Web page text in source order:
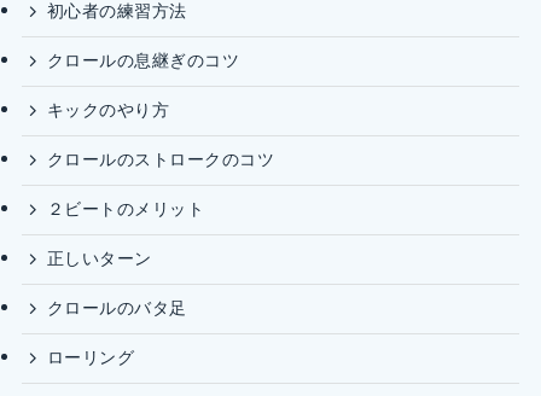
初心者の練習方法
クロールの息継ぎのコツ
キックのやり方
クロールのストロークのコツ
２ビートのメリット
正しいターン
クロールのバタ足
ローリング